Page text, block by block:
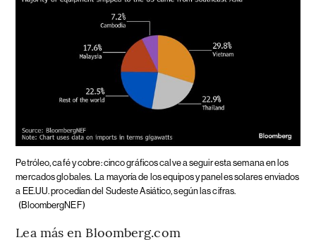
Petróleo, café y cobre: cinco gráficos calve a seguir esta semana en los
mercados globales. La mayoría de los equipos y paneles solares enviados
a EE.UU. procedían del Sudeste Asiático, según las cifras.
(BloombergNEF)
Lea más en Bloomberg.com